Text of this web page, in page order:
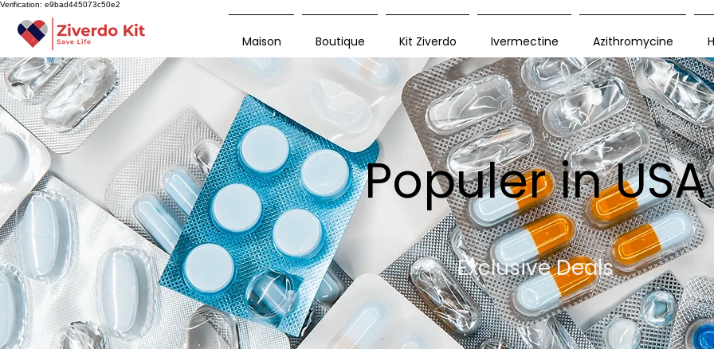
Verification: e9bad445073c50e2
Maison Boutique Kit Ziverdo Ivermectine Azithromycine
Populer in USA
Exclusive Deals